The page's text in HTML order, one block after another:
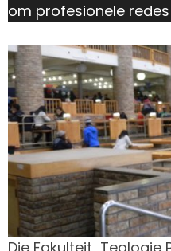
om profesionele